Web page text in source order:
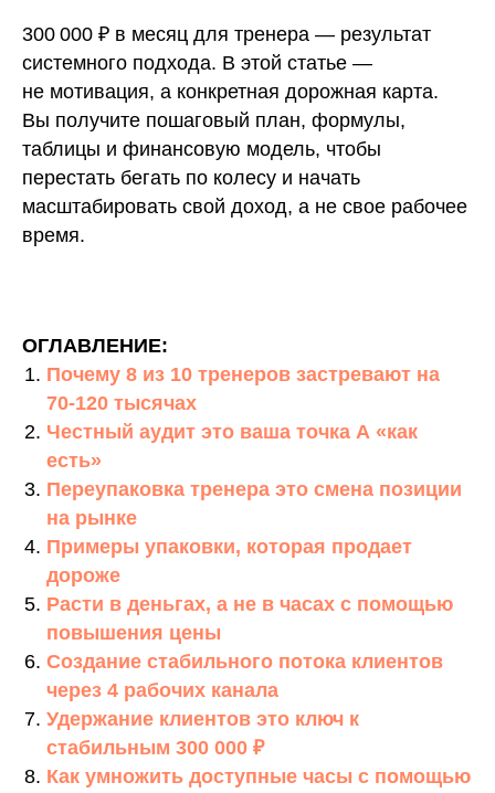
300 000 ₽ в месяц для тренера — результат
системного подхода. В этой статье —
не мотивация, а конкретная дорожная карта.
Вы получите пошаговый план, формулы,
таблицы и финансовую модель, чтобы
перестать бегать по колесу и начать
масштабировать свой доход, а не свое рабочее
время.
ОГЛАВЛЕНИЕ:
Почему 8 из 10 тренеров застревают на
70-120 тысячах
Честный аудит это ваша точка А «как
есть»
Переупаковка тренера это смена позиции
на рынке
Примеры упаковки, которая продает
дороже
Расти в деньгах, а не в часах с помощью
повышения цены
Создание стабильного потока клиентов
через 4 рабочих канала
Удержание клиентов это ключ к
стабильным 300 000 ₽
Как умножить доступные часы с помощью